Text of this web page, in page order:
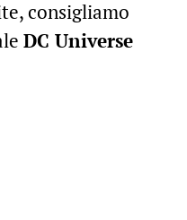
consigliamo
DC Universe